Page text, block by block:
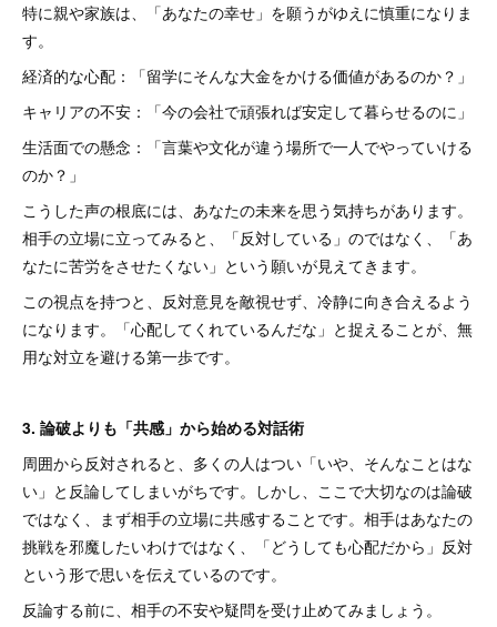
特に親や家族は、「あなたの幸せ」を願うがゆえに慎重になりま
す。
経済的な心配：「留学にそんな大金をかける価値があるのか？」
キャリアの不安：「今の会社で頑張れば安定して暮らせるのに」
生活面での懸念：「言葉や文化が違う場所で一人でやっていける
のか？」
こうした声の根底には、あなたの未来を思う気持ちがあります。
相手の立場に立ってみると、「反対している」のではなく、「あ
なたに苦労をさせたくない」という願いが見えてきます。
この視点を持つと、反対意見を敵視せず、冷静に向き合えるよう
になります。「心配してくれているんだな」と捉えることが、無
用な対立を避ける第一歩です。
3. 論破よりも「共感」から始める対話術
周囲から反対されると、多くの人はつい「いや、そんなことはな
い」と反論してしまいがちです。しかし、ここで大切なのは論破
ではなく、まず相手の立場に共感することです。相手はあなたの
挑戦を邪魔したいわけではなく、「どうしても心配だから」反対
という形で思いを伝えているのです。
反論する前に、相手の不安や疑問を受け止めてみましょう。